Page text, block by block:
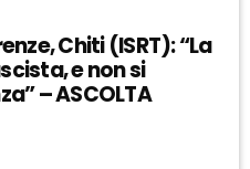
Chiti (ISRT): “La
e non si
– ASCOLTA